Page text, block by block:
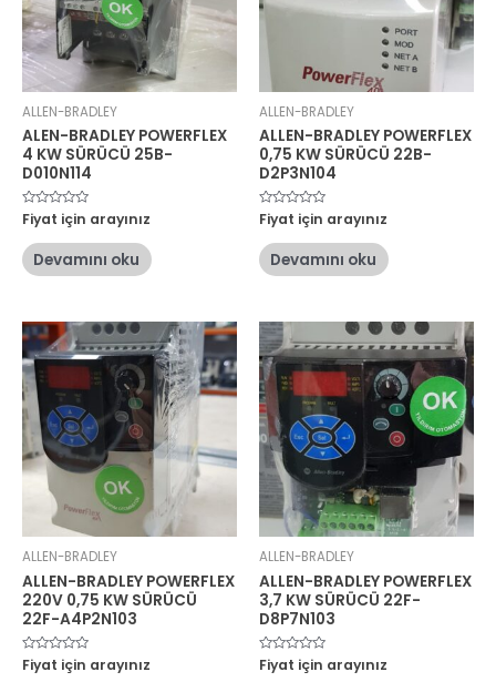
ALLEN-BRADLEY
ALEN-BRADLEY POWERFLEX
4 KW SÜRÜCÜ 25B-
D010N114
5
üzerinden
oy
aldı
Fiyat için arayınız
Devamını oku
ALLEN-BRADLEY
ALLEN-BRADLEY POWERFLEX
0,75 KW SÜRÜCÜ 22B-
D2P3N104
5
üzerinden
oy
aldı
Fiyat için arayınız
Devamını oku
ALLEN-BRADLEY
ALLEN-BRADLEY POWERFLEX
220V 0,75 KW SÜRÜCÜ
22F-A4P2N103
5
üzerinden
Fiyat için arayınız
ALLEN-BRADLEY
ALLEN-BRADLEY POWERFLEX
3,7 KW SÜRÜCÜ 22F-
D8P7N103
5
üzerinden
Fiyat için arayınız